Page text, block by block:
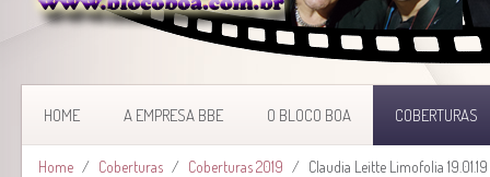
HOME A EMPRESA BBE O BLOCO BOA COBERTURAS
Home Coberturas Coberturas 2019 Claudia Leitte Limofolia 19.01.19